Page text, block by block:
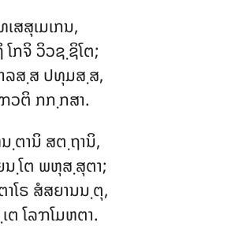
ສສຸເມເກນ,
ກຈິ ວິວຊ຺ຊິໂຕ;
ລສ຺ສ ປທຸມສ຺ສ,
ວຕິ ກກ຺ກສາ.
ຕານິສຕ຺ຖານິ,
ນ຺ໂຕ ພຫຸສ຺ສຸຕາ;
າໂຣ ສໍສຍານນ຺ຕຸ,
ຕ ໂລຠໂມຫຕາ.